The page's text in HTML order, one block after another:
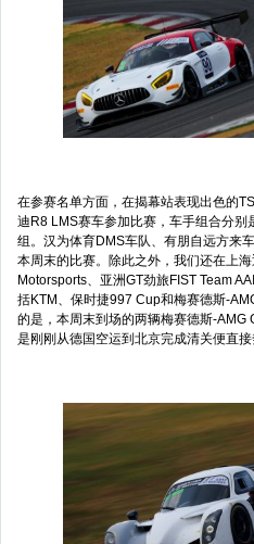
在参赛名单方面，在揭幕站表现出色的
迪R8 LMS赛车参加比赛，车手组合分
组。汉为体育DMS车队、有朋自远方来
本周末的比赛。除此之外，我们还在上
Motorsports、亚洲GT劲旅FIST Team
括KTM、保时捷997 Cup和梅赛德斯-
的是，本周末到场的两辆梅赛德斯-AMG
是刚刚从德国空运到北京完成清关便直